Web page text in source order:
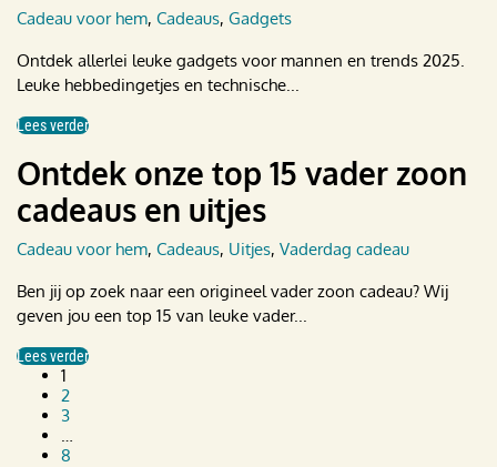
Cadeau voor hem, Cadeaus, Gadgets
Ontdek allerlei leuke gadgets voor mannen en trends 2025.
Leuke hebbedingetjes en technische...
Lees verder
Ontdek onze top 15 vader zoon
cadeaus en uitjes
Cadeau voor hem, Cadeaus, Uitjes, Vaderdag cadeau
Ben jij op zoek naar een origineel vader zoon cadeau? Wij
geven jou een top 15 van leuke vader...
Lees verder
1
2
3
…
8